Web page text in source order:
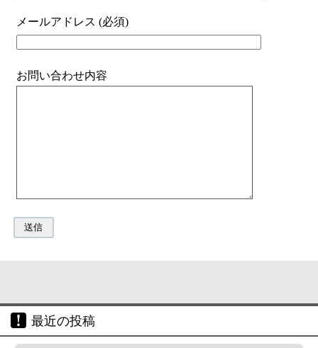
メールアドレス (必須)
お問い合わせ内容
最近の投稿